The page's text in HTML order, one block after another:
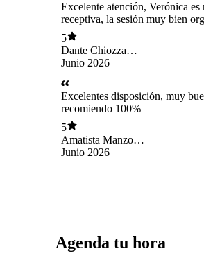
Excelente atención, Verónica
receptiva, la sesión muy bien
tiempo preciso. El espacio físico
con todo lo necesario para
(juguetes, plantitas, libros,
adultos y niños). Feliz con la
a mi hija de 10 años también.
Verónica.
5
Dante Chiozza
Droguett
Junio 2026
Excelentes disposición, muy
recomiendo 100%
5
Amatista Manzo
Espinoza
Junio 2026
Agenda tu hora